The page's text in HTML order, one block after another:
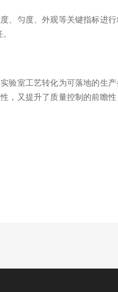
匀度、外观等关键指标进行
室工艺转化为可落地的生产
，又提升了质量控制的前瞻